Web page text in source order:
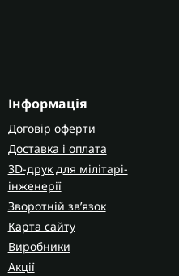
Інформація
Договір оферти
Доставка і оплата
3D-друк для мілітарі-
інженерії
Зворотній зв’язок
Карта сайту
Виробники
Акції